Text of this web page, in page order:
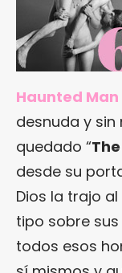
Haunted
desnuda y sin
quedado “
desde su
Dios la trajo
tipo sobre
todos esos